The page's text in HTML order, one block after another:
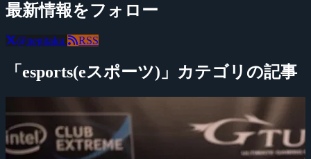
最新情報をフォロー
@negitaku RSS
「esports(eスポーツ)」カテゴリの記事